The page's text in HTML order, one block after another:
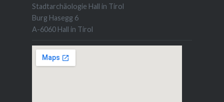
Stadtarchäologie Hall in Tirol
Burg Hasegg 6
A-6060 Hall in Tirol